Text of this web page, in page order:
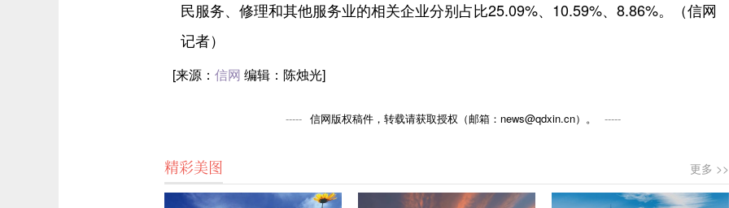
民服务、修理和其他服务业的相关企业分别占比25.09%、10.59%、8.86%。（信网
记者）
[来源： 信网 编辑：陈烛光]
信网版权稿件，转载请获取授权（邮箱：news@qdxin.cn）。
精彩美图 更多 >>